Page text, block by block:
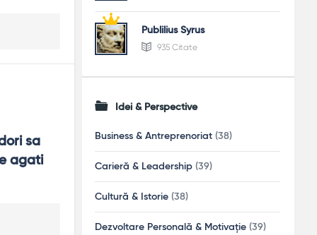
sa
agati
Publilius Syrus
935 Citate
Idei & Perspective
Business & Antreprenoriat (38)
Carieră & Leadership (39)
Cultură & Istorie (38)
Dezvoltare Personală & Motivație (39)